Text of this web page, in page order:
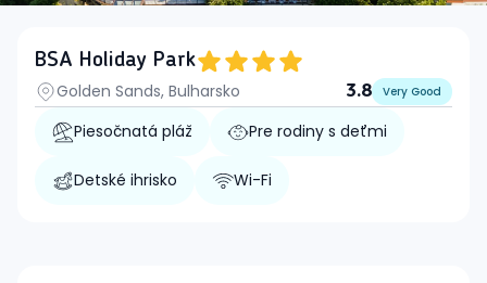
BSA Holiday Park
Golden Sands, Bulharsko
3.8 Very Good
Piesočnatá pláž Pre rodiny s deťmi
Detské ihrisko Wi-Fi